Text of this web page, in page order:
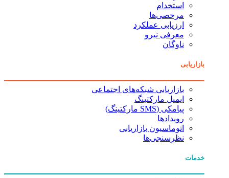
استخدام
مرخصی‌ها
ارزیابی عملکرد
معرفی نیرو
ناوگان
بازاریابی
بازاریابی شبکه‌های اجتماعی
ایمیل مارکتینگ
پیامکی (SMS مارکتینگ)
رویدادها
اتوماسیون بازاریابی
نظرسنجی‌ها
خدمات